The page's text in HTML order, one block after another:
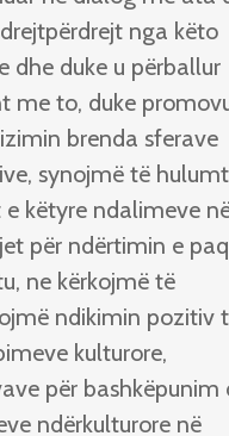
nga këto
dhe duke u përballur
me to, duke
brenda sferave
synojmë të
e këtyre ndalimeve
për ndërtimin e
ne kërkojmë të
ndikimin pozitiv
kulturore,
për bashkëpunim
ndërkulturore në